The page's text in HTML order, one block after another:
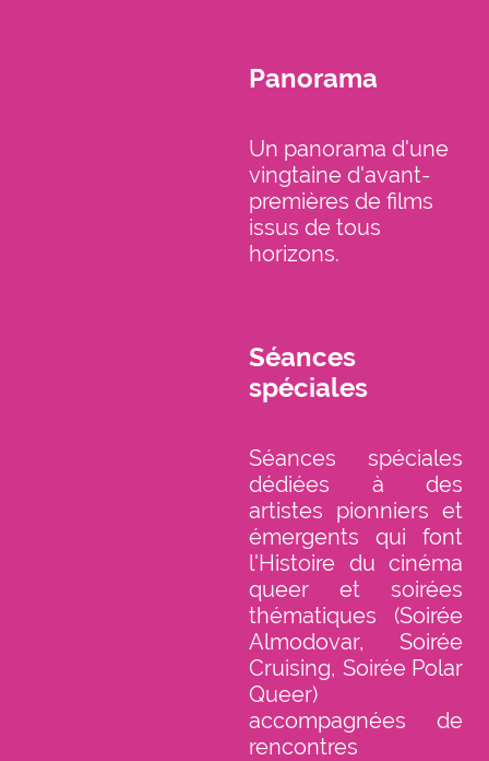
Panorama
Un panorama d'une
vingtaine d'avant-
premières de films
issus de tous
horizons.
Séances
spéciales
Séances spéciales
dédiées à des
artistes pionniers et
émergents qui font
l'Histoire du cinéma
queer et soirées
thématiques (Soirée
Almodovar, Soirée
Cruising, Soirée Polar
Queer)
accompagnées de
rencontres